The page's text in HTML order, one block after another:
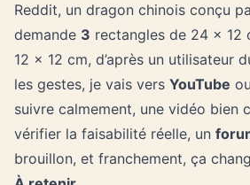
Reddit, un dragon chinois conçu
demande 3 rectangles de 24 × 12
12 × 12 cm, d’après un utilisateur
les gestes, je vais vers YouTube ou
suivre calmement, une vidéo bien
vérifier la faisabilité réelle, un
brouillon, et franchement, ça